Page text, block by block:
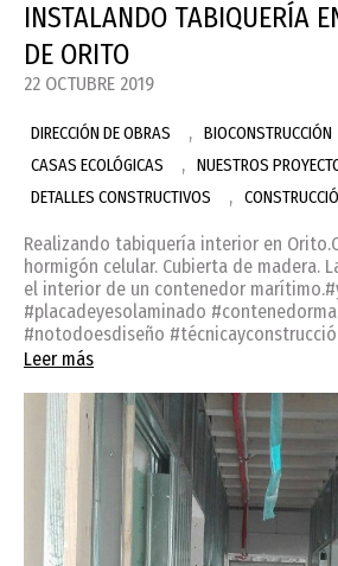
INSTALANDO TABIQUERÍA
DE ORITO
22 OCTUBRE 2019
DIRECCIÓN DE OBRAS , BIOCONSTRUCCIÓN
CASAS ECOLÓGICAS , NUESTROS
DETALLES CONSTRUCTIVOS ,
Realizando tabiquería interior en
hormigón celular. Cubierta de madera.
el interior de un contenedor
#placadeyesolaminado
#notodoesdiseño
Leer más